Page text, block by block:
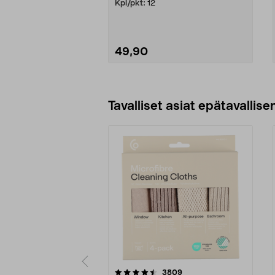
Kpl/pkt: 12
49,90
Tavalliset asiat
3809arvostelut
4.5viidestä